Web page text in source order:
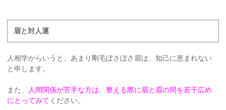
眉と対人運
人相学からいうと、あまり剛毛ぼさぼさ眉は、知己に恵まれない
と申します。
また、
人間関係が苦手な方は、整える際に眉と眉の間を若干広め
にとってみて ください。